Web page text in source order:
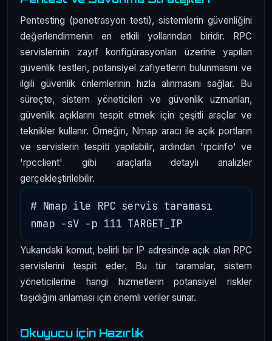
Pentesting (penetrasyon testi), sistemlerin güvenliğini
değerlendirmenin en etkili yollarından biridir. RPC
servislerinin zayıf konfigürasyonları üzerine yapılan
güvenlik testleri, potansiyel zafiyetlerin bulunmasını ve
ilgili güvenlik önlemlerinin hızla alınmasını sağlar. Bu
süreçte, sistem yöneticileri ve güvenlik uzmanları,
güvenlik açıklarını tespit etmek için çeşitli araçlar ve
teknikler kullanır. Örneğin, Nmap aracı ile açık portların
ve servislerin tespiti yapılabilir, ardından 'rpcinfo' ve
'rpcclient' gibi araçlarla detaylı analizler
gerçekleştirilebilir.
# Nmap ile RPC servis taraması
Yukarıdaki komut, belirli bir IP adresinde açık olan RPC
servislerini tespit eder. Bu tür taramalar, sistem
yöneticilerine hangi hizmetlerin potansiyel riskler
taşıdığını anlaması için önemli veriler sunar.
Okuyucu İçin Hazırlık